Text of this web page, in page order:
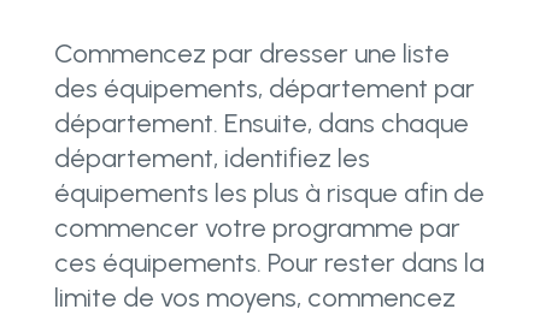
Commencez par dresser une liste
des équipements, département par
département. Ensuite, dans chaque
département, identifiez les
équipements les plus à risque afin de
commencer votre programme par
ces équipements. Pour rester dans la
limite de vos moyens, commencez